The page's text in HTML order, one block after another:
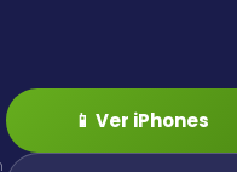
📱 Ver iPhones